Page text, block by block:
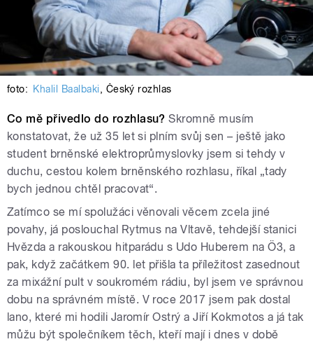
foto: Khalil Baalbaki, Český rozhlas
Co mě přivedlo do rozhlasu? Skromně musím
konstatovat, že už 35 let si plním svůj sen – ještě jako
student brněnské elektroprůmyslovky jsem si tehdy v
duchu, cestou kolem brněnského rozhlasu, říkal „tady
bych jednou chtěl pracovat“.
Zatímco se mí spolužáci věnovali věcem zcela jiné
povahy, já poslouchal Rytmus na Vltavě, tehdejší stanici
Hvězda a rakouskou hitparádu s Udo Huberem na Ö3, a
pak, když začátkem 90. let přišla ta příležitost zasednout
za mixážní pult v soukromém rádiu, byl jsem ve správnou
dobu na správném místě. V roce 2017 jsem pak dostal
lano, které mi hodili Jaromír Ostrý a Jiří Kokmotos a já tak
můžu být společníkem těch, kteří mají i dnes v době